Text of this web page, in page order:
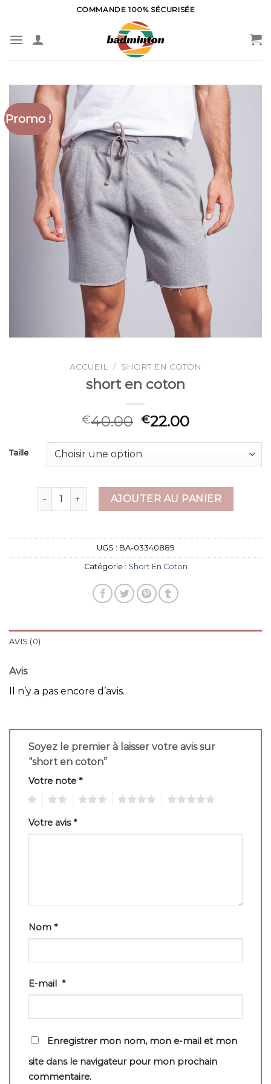
content
COMMANDE 100% SÉCURISÉE
Promo !
ACCUEIL / SHORT EN COTON
short en coton
€40.00 €22.00
Taille
quantité de short en cotonAJOUTER AU PANIER
UGS : BA-03340889
Catégorie : Short En Coton
AVIS (0)
Avis
Il n’y a pas encore d’avis.
Soyez le premier à laisser votre avis sur
“short en coton”
Votre note *
Votre avis*
Nom *
E-mail *
Enregistrer mon nom, mon e-mail et mon
site dans le navigateur pour mon prochain
commentaire.